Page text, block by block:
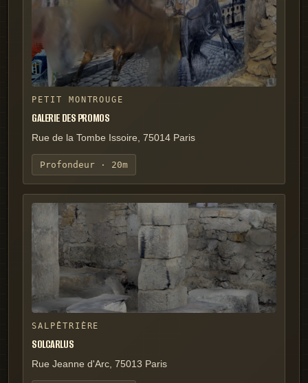
PETIT MONTROUGE
GALERIE DES PROMOS
Rue de la Tombe Issoire, 75014 Paris
Profondeur · 20m
SALPÊTRIÈRE
SOLCARLUS
Rue Jeanne d'Arc, 75013 Paris